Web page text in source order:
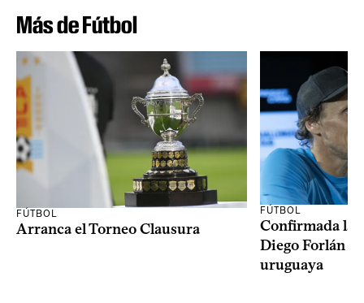
Más de Fútbol
FÚTBOL
Arranca el Torneo Clausura
FÚTBOL
Confirmada la
Diego Forlán
uruguaya